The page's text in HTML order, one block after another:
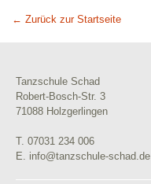
← Zurück zur Startseite
Tanzschule Schad
Robert-Bosch-Str. 3
71088 Holzgerlingen
T. 07031 234 006
E. info@tanzschule-schad.de